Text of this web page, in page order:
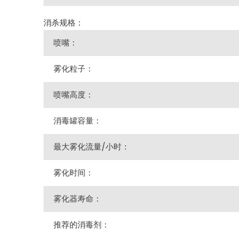
消杀规格：
喷嘴：
雾化粒子：
喷嘴高度：
消毒罐容量：
最大雾化流量/小时：
雾化时间：
雾化器寿命：
推荐的消毒剂：